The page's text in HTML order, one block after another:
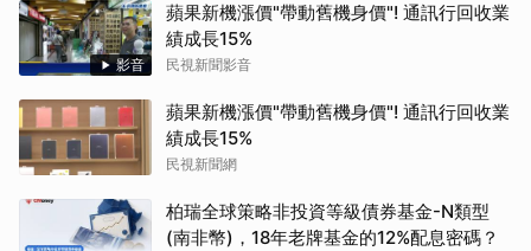
影音
蘋果新機漲價"帶動舊機身價"! 通訊行回收業
績成長15%
民視新聞影音
蘋果新機漲價"帶動舊機身價"! 通訊行回收業
績成長15%
民視新聞網
柏瑞全球策略非投資等級債券基金-N類型
(南非幣)，18年老牌基金的12%配息密碼？